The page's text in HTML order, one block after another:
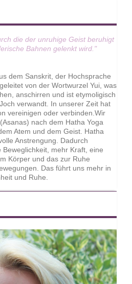
die der unruhige Geist beruhigt
Bahnen gelenkt wird."
dem Sanskrit, der Hochsprache
von der Wortwurzel Yui, was
anschirren und ist etymoligisch
verwandt. In unserer Zeit hat
vereinigen oder verbinden.Wir
nach dem Hatha Yoga
Atem und dem Geist. Hatha
Anstrengung. Dadurch
mehr Kraft, eine
Körper und das zur Ruhe
Das führt uns mehr in
und Ruhe.